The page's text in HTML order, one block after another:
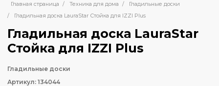
Главная страница / Техника для дома /
Гладильные доски
/
Гладильная доска LauraStar Стойка для IZZI Plus
Гладильная доска LauraStar
Стойка для IZZI Plus
Гладильные доски
Артикул: 134044